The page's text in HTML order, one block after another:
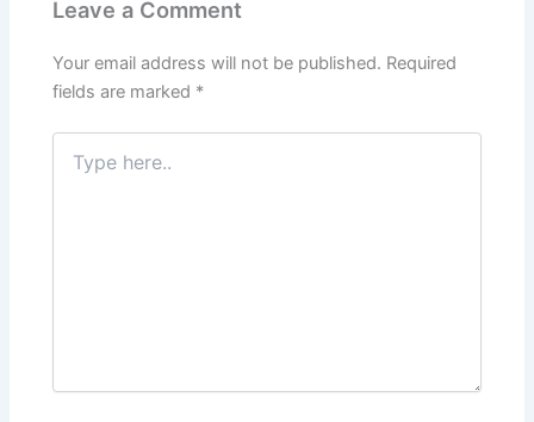
k
Leave a Comment
Your email address will not be published. Required
fields are marked *
Type
here..